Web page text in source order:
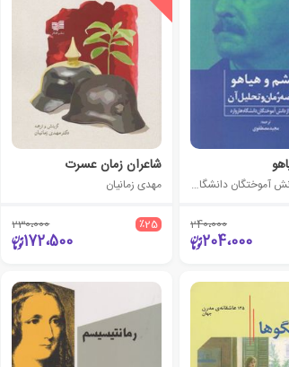
گروهی از دانش آموختگان دانشگاه هاروارد
240،000
204،000
شاعران زمان عسرت
مهدی زمانیان
٪25 230،000
172،500